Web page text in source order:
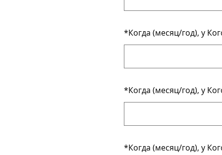
*Когда (месяц/год), у
*Когда (месяц/год), у
*Когда (месяц/год), у